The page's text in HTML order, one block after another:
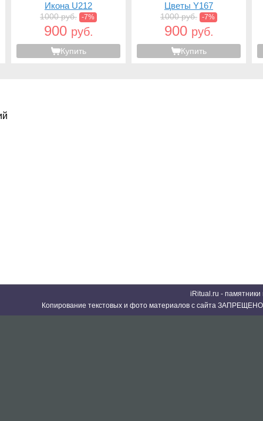
Икона U212
1000 руб. -7%
900 руб.
Купить
Цветы Y167
1000 руб. -7%
900 руб.
Купить
iRitual.ru -
Копирование текстовых и фото материалов с сайта